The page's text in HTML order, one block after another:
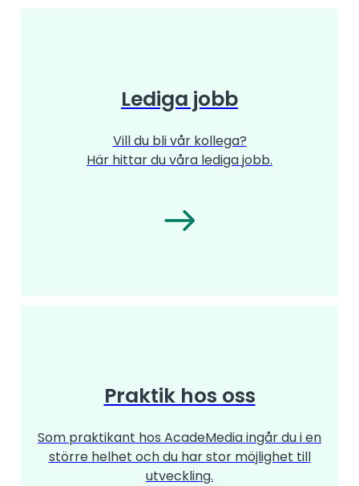
Lediga jobb
Vill du bli vår kollega?
Här hittar du våra lediga jobb.
Praktik hos oss
Som praktikant hos AcadeMedia ingår du i en
större helhet och du har stor möjlighet till
utveckling.